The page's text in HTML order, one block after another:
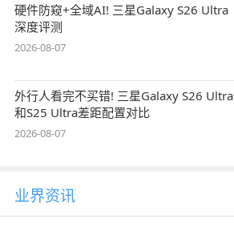
硬件防窥+全域AI! 三星Galaxy S26 Ultra
深度评测
2026-08-07
外行人看完不买错! 三星Galaxy S26 Ultra
和S25 Ultra差距配置对比
2026-08-07
业界资讯